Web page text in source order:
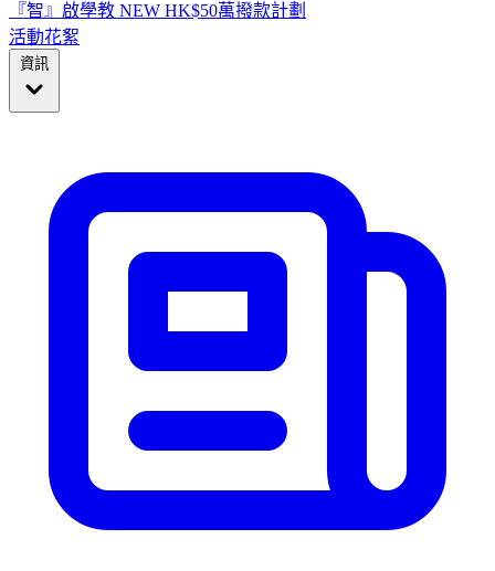
『智』啟學教 NEW HK$50萬撥款計劃
活動花絮
資訊